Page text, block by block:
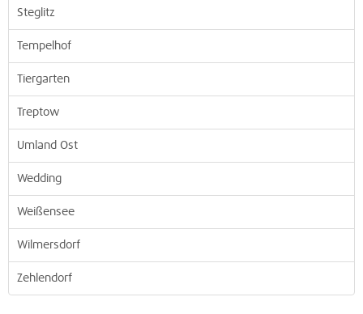
Steglitz
Tempelhof
Tiergarten
Treptow
Umland Ost
Wedding
Weißensee
Wilmersdorf
Zehlendorf